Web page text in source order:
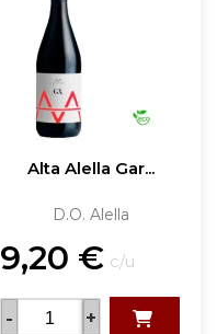
Alta Alella Gar...
D.O. Alella
9,20 € c/u
- +